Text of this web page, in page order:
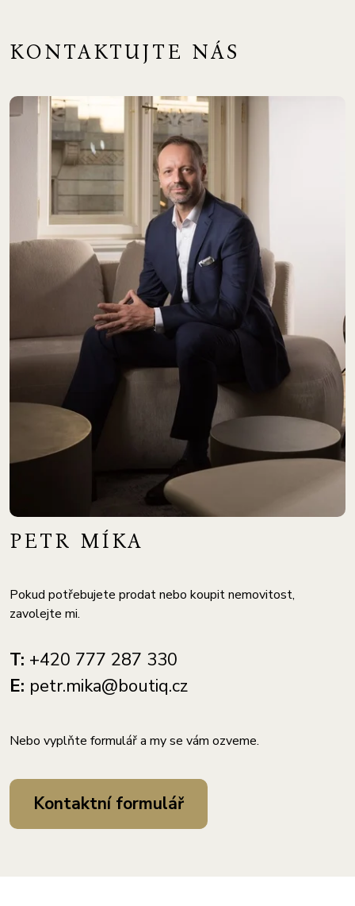
KONTAKTUJTE NÁS
PETR MÍKA
Pokud potřebujete prodat nebo koupit nemovitost,
zavolejte mi.
T: +420 777 287 330
E: petr.mika@boutiq.cz
Nebo vyplňte formulář a my se vám ozveme.
Kontaktní formulář